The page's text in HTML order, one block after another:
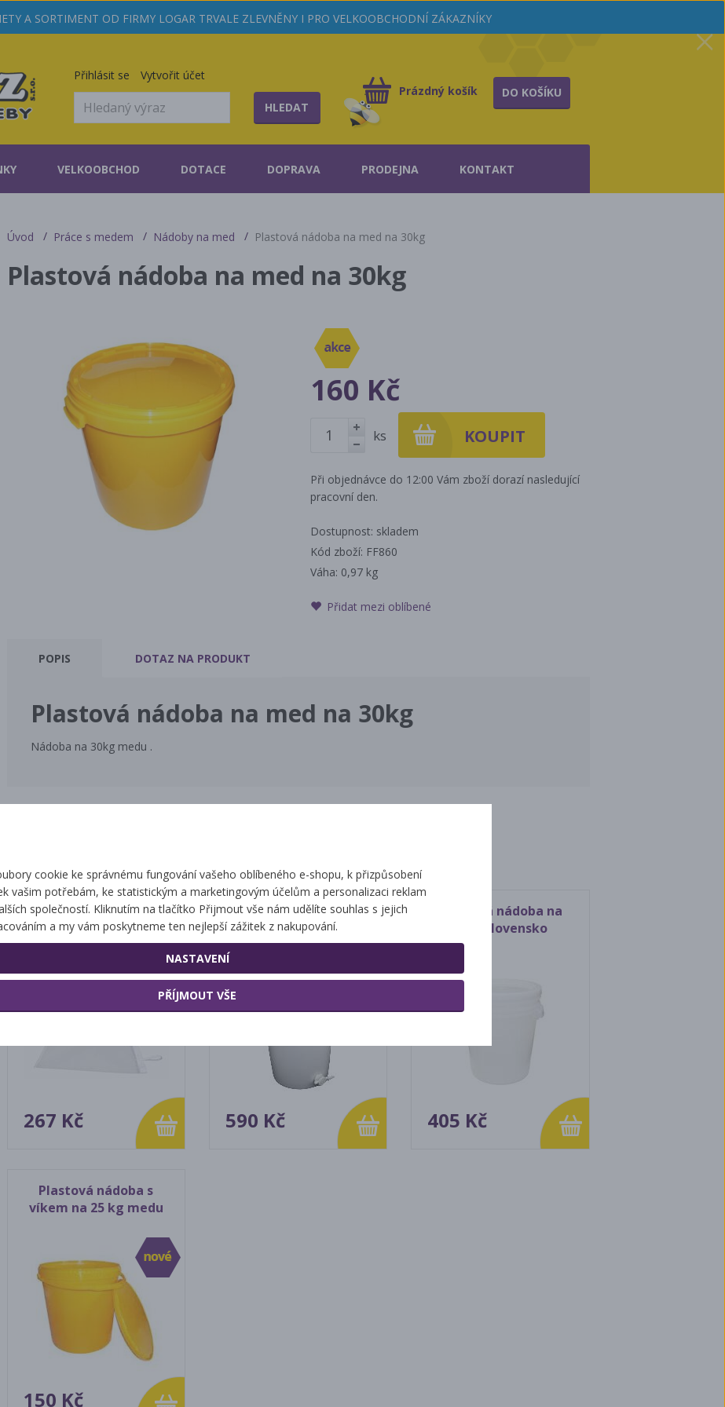
A SORTIMENT OD FIRMY LOGAR TRVALE ZLEVNĚNY I PRO VELKOOBCHODNÍ ZÁKAZNÍKY
Přihlásit se Vytvořit účet
HLEDAT
Prázdný košík DO KOŠÍKU
VELKOOBCHOD DOTACE DOPRAVA PRODEJNA KONTAKT
Úvod Práce s medem Nádoby na med Plastová nádoba na med na 30kg
Plastová nádoba na med na 30kg
160 Kč
+
ks
Při objednávce do 12:00 Vám zboží dorazí nasledující
pracovní den.
Dostupnost: skladem
Kód zboží: FF860
Váha: 0,97 kg
Přidat mezi oblíbené
POPIS DOTAZ NA PRODUKT
Plastová nádoba na med na 30kg
Nádoba na 30kg medu .
Uhelonové síto na
plastovou nádobu
267 Kč
Plastová nádoba s
výpustí
590 Kč
Plastová nádoba na
med slovensko
405 Kč
Plastová nádoba s
víkem na 25 kg medu
150 Kč
cookie ke správnému fungování vašeho oblíbeného e-shopu, k přizpůsobení
vašim potřebám, ke statistickým a marketingovým účelům a personalizaci reklam
společností. Kliknutím na tlačítko Přijmout vše nám udělíte souhlas s jejich
a my vám poskytneme ten nejlepší zážitek z nakupování.
NASTAVENÍ
PŘÍJMOUT VŠE